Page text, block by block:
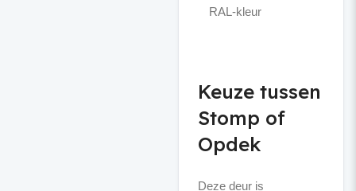
RAL-kleur
Keuze tussen
Stomp of
Opdek
Deze deur is